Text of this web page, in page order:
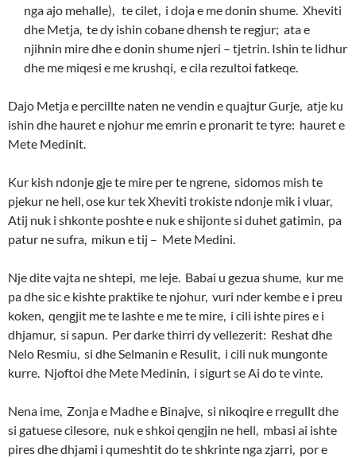
nga ajo mehalle), te cilet, i doja e me donin shume. Xheviti
dhe Metja, te dy ishin cobane dhensh te regjur; ata e
njihnin mire dhe e donin shume njeri – tjetrin. Ishin te lidhur
dhe me miqesi e me krushqi, e cila rezultoi fatkeqe.
Dajo Metja e percillte naten ne vendin e quajtur Gurje, atje ku
ishin dhe hauret e njohur me emrin e pronarit te tyre: hauret e
Mete Medinit.
Kur kish ndonje gje te mire per te ngrene, sidomos mish te
pjekur ne hell, ose kur tek Xheviti trokiste ndonje mik i vluar,
Atij nuk i shkonte poshte e nuk e shijonte si duhet gatimin, pa
patur ne sufra, mikun e tij – Mete Medini.
Nje dite vajta ne shtepi, me leje. Babai u gezua shume, kur me
pa dhe sic e kishte praktike te njohur, vuri nder kembe e i preu
koken, qengjit me te lashte e me te mire, i cili ishte pires e i
dhjamur, si sapun. Per darke thirri dy vellezerit: Reshat dhe
Nelo Resmiu, si dhe Selmanin e Resulit, i cili nuk mungonte
kurre. Njoftoi dhe Mete Medinin, i sigurt se Ai do te vinte.
Nena ime, Zonja e Madhe e Binajve, si nikoqire e rregullt dhe
si gatuese cilesore, nuk e shkoi qengjin ne hell, mbasi ai ishte
pires dhe dhjami i qumeshtit do te shkrinte nga zjarri, por e